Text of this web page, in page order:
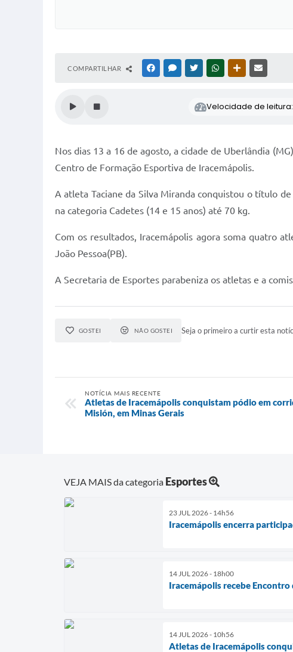
COMPARTILHAR FACEBOOKMESSENGER
TWITTERWHATSAPPOUTRAS MÍDIAS
Velocidade de leitura:
Nos dias 13 a 16 de agosto, a cidade de Uberlândia
Centro de Formação Esportiva de Iracemápolis.
A atleta Taciane da Silva Miranda conquistou o título
na categoria Cadetes (14 e 15 anos) até 70 kg.
Com os resultados, Iracemápolis agora soma quatro
João Pessoa(PB).
A Secretaria de Esportes parabeniza os atletas e a
GOSTEI NÃO GOSTEI Seja o primeiro a curtir esta
NOTÍCIA MAIS RECENTE
Atletas de Iracemápolis conquistam pódio em
Misión, em Minas Gerais
VEJA MAIS da categoria Esportes
23 JUL 2026 - 14h56
Iracemápolis encerra
14 JUL 2026 - 18h00
Iracemápolis recebe
14 JUL 2026 - 10h56
Atletas de Iracemápolis